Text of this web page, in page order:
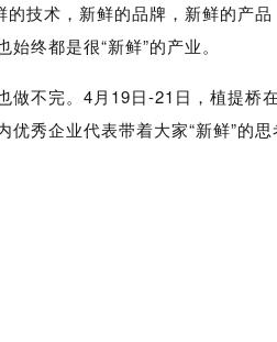
技术，新鲜的品牌，新鲜的产
终都是很“新鲜”的产业。
做不完。4月19日-21日，植提桥
优秀企业代表带着大家“新鲜”的